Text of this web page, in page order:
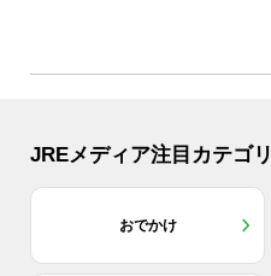
JREメディア注目カテゴリ
おでかけ